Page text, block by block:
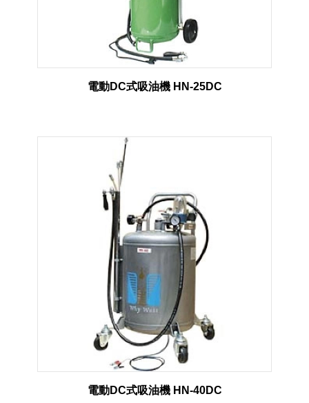
電動DC式吸油機 HN-25DC
電動DC式吸油機 HN-40DC